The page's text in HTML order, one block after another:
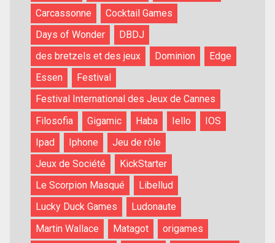
Carcassonne
Cocktail Games
Days of Wonder
DBDJ
des bretzels et des jeux
Dominion
Edge
Essen
Festival
Festival International des Jeux de Cannes
Filosofia
Gigamic Haba Iello
IOS
Ipad
Iphone
Jeu de rôle
Jeux de Société
KickStarter
Le Scorpion Masqué
Libellud
Lucky Duck Games
Ludonaute
Martin Wallace
Matagot
origames